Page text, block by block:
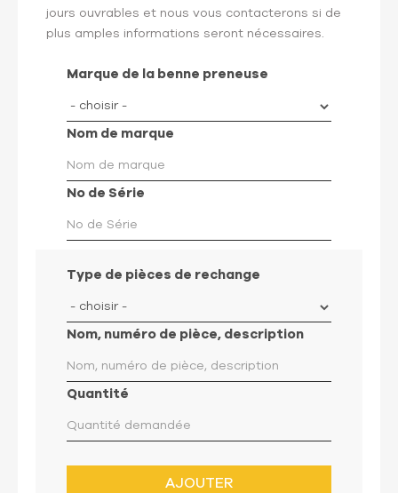
jours ouvrables et nous vous contacterons si de
plus amples informations seront nécessaires.
Marque de la benne preneuse
Nom de marque
No de Série
Type de pièces de rechange
Nom, numéro de pièce, description
Quantité
AJOUTER